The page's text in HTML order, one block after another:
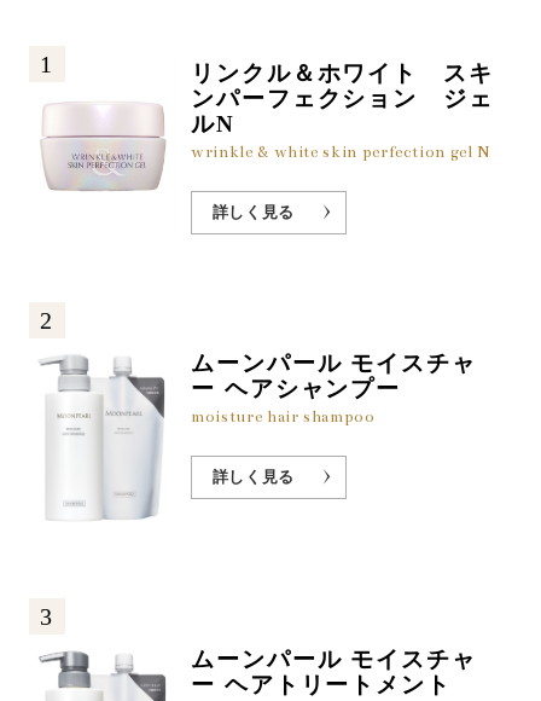
1
リンクル＆ホワイト スキ
ンパーフェクション ジェ
ルN
wrinkle & white skin perfection gel N
詳しく見る
2
ムーンパール モイスチャ
ー ヘアシャンプー
moisture hair shampoo
詳しく見る
3
ムーンパール モイスチャ
ー ヘアトリートメント